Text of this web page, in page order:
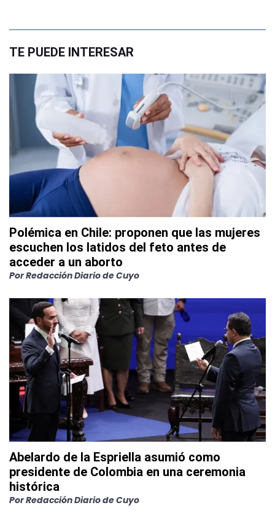
TE PUEDE INTERESAR
Polémica en Chile: proponen que las mujeres
escuchen los latidos del feto antes de
acceder a un aborto
PorRedacción Diario de Cuyo
Abelardo de la Espriella asumió como
presidente de Colombia en una ceremonia
histórica
PorRedacción Diario de Cuyo